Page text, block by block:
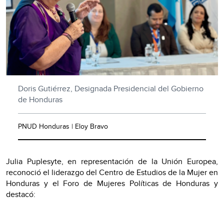
Doris Gutiérrez, Designada Presidencial del Gobierno
de Honduras
PNUD Honduras | Eloy Bravo
Julia Puplesyte, en representación de la Unión Europea,
reconoció el liderazgo del Centro de Estudios de la Mujer en
Honduras y el Foro de Mujeres Políticas de Honduras y
destacó: